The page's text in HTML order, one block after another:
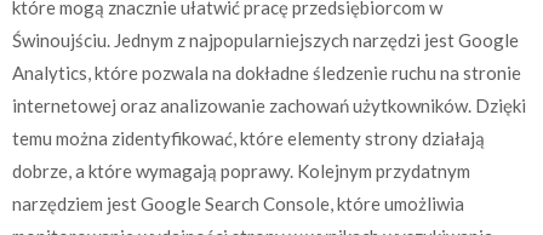
które mogą znacznie ułatwić pracę przedsiębiorcom w
Świnoujściu. Jednym z najpopularniejszych narzędzi jest Google
Analytics, które pozwala na dokładne śledzenie ruchu na stronie
internetowej oraz analizowanie zachowań użytkowników. Dzięki
temu można zidentyfikować, które elementy strony działają
dobrze, a które wymagają poprawy. Kolejnym przydatnym
narzędziem jest Google Search Console, które umożliwia